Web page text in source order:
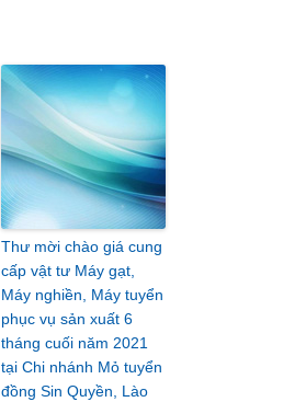
Thư mời chào giá cung
cấp vật tư Máy gạt,
Máy nghiền, Máy tuyển
phục vụ sản xuất 6
tháng cuối năm 2021
tại Chi nhánh Mỏ tuyển
đồng Sin Quyền, Lào